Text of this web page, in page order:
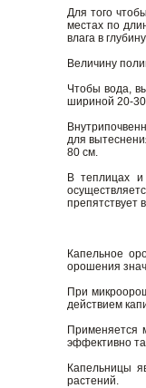
Для того
местах по
влага в
Величину
Чтобы вода,
шириной 20-30
для
80 см.
В теплицах и
препятствует
Капельное
орошения
При
действием
Применяется
эффективно
Капельницы
растений.